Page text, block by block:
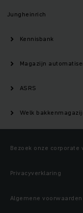
Jungheinrich
Kennisbank
Magazijn
ASRS
Welk
Bezoek onze corporate
Privacyverklaring
Algemene voorwaarden